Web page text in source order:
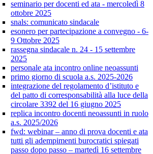
seminario per docenti ed ata - mercoledì 8
ottobre 2025
snals: comunicato sindacale
esonero per partecipazione a convegno - 6-
9 Ottobre 2025
rassegna sindacale n. 24 - 15 settembre
2025
personale ata incontro online neoassunti
primo giorno di scuola a.s. 2025-2026
integrazione del regolamento d’istituto e
del patto di corresponsabilità alla luce della
circolare 3392 del 16 giugno 2025
replica incontro docenti neoassunti in ruolo
a.s. 2025/2026
fwd: webinar – anno di prova docenti e ata
tutti gli adempimenti burocratici spiegati
passo dopo passo – martedì 16 settembre